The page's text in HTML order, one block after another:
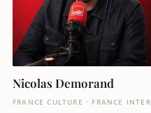
Nicolas Demorand
FRANCE CULTURE · FRANCE INTER